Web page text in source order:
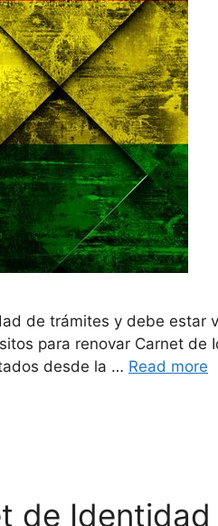
de trámites y debe estar
para renovar Carnet de
desde la … Read more
de